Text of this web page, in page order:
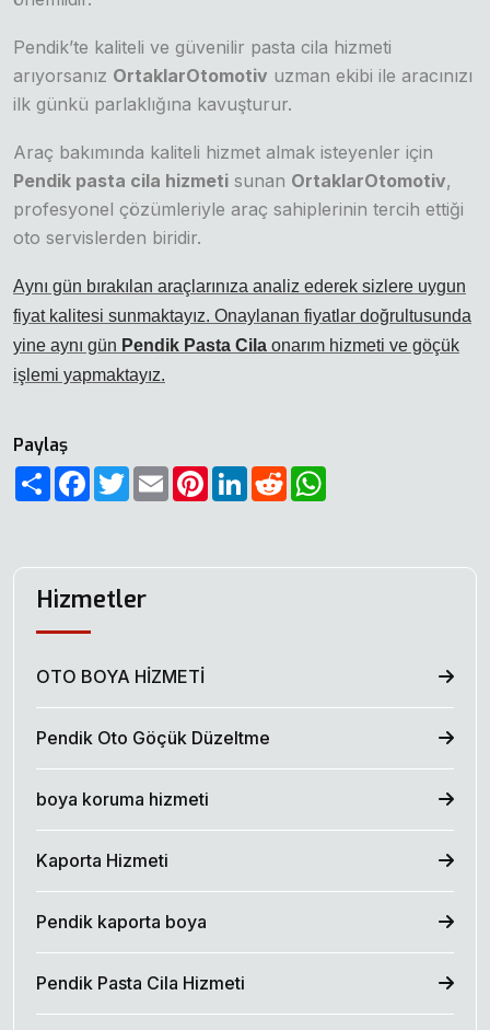
Pendik’te kaliteli ve güvenilir pasta cila hizmeti
arıyorsanız OrtaklarOtomotiv uzman ekibi ile aracınızı
ilk günkü parlaklığına kavuşturur.
Araç bakımında kaliteli hizmet almak isteyenler için
Pendik pasta cila hizmeti sunan OrtaklarOtomotiv,
profesyonel çözümleriyle araç sahiplerinin tercih ettiği
oto servislerden biridir.
Aynı gün bırakılan araçlarınıza analiz ederek sizlere uygun
fiyat kalitesi sunmaktayız. Onaylanan fiyatlar doğrultusunda
yine aynı gün Pendik Pasta Cila onarım hizmeti ve göçük
işlemi yapmaktayız.
Paylaş
PaylaşFacebook
TwitterEmail PinterestLinkedIn
Reddit
Hizmetler
OTO BOYA HİZMETİ
Pendik Oto Göçük Düzeltme
boya koruma hizmeti
Kaporta Hizmeti
Pendik kaporta boya
Pendik Pasta Cila Hizmeti